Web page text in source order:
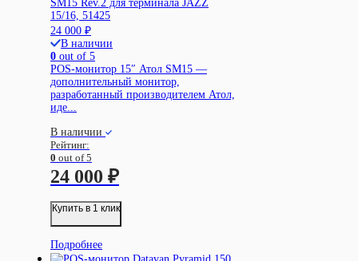
SM15 Rev.2 для терминала JAZZ
15/16, 51425
24 000 ₽
В наличии
0 out of 5
POS-монитор 15″ Атол SM15 —
дополнительный монитор,
разработанный производителем Атол,
иде...
В наличии
Рейтинг:
0 out of 5
24 000 ₽
Купить в 1 клик
Подробнее